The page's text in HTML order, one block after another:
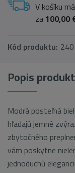
V košíku
za 100,00
Kód produktu:
Popis
Modrá posteľná
hľadajú jemné
zbytočného
vám poskytne
jednoduchú